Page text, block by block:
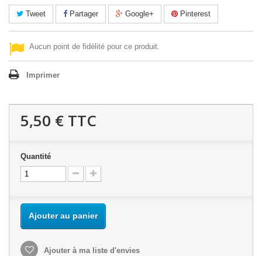
Tweet Partager Google+ Pinterest
Aucun point de fidélité pour ce produit.
Imprimer
5,50 € TTC
Quantité
Ajouter au panier
Ajouter à ma liste d'envies